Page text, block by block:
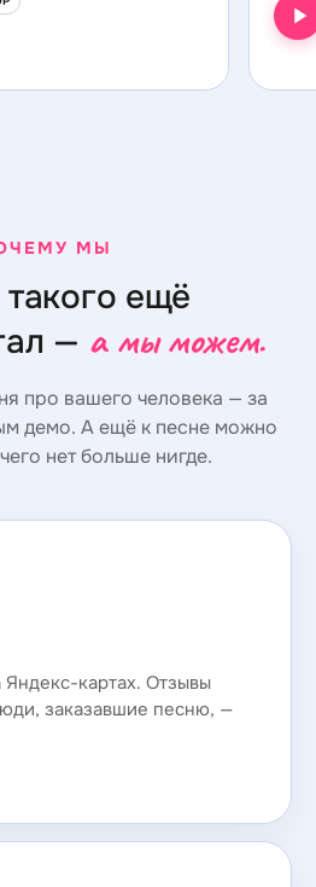
МЫ
ещё
— а мы можем.
про вашего человека — за
демо. А ещё к песне можно
нет больше нигде.
картах. Отзывы
заказавшие песню, —